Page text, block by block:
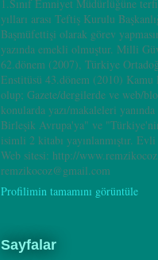
1.Sınıf Emniyet Müdürlüğüne
yılları arası Teftiş Kurulu
Başmüfettişi olarak görev
yazında emekli olmuştur. Milli
62.dönem (2007), Türkiye
Enstitüsü 43.dönem (2010)
olup; Gazete/dergilerde ve web/
konularda yazı/makaleleri
Birleşik Avrupa'ya" ve
isimli 2 kitabı yayınlanmıştır. Evli
Web sitesi: http://
remzikocoz@gmail.com
Profilimin tamamını görüntüle
Sayfalar